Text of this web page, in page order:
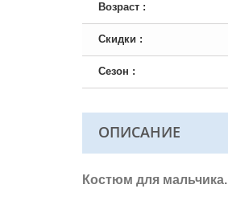
Возраст :
Скидки :
Сезон :
ОПИСАНИЕ
Костюм для мальчика.